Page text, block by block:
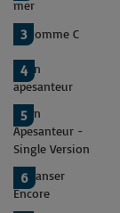
3
4
5
6